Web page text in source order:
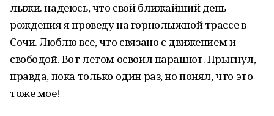
лыжи. надеюсь, что свой ближайший день
рождения я проведу на горнолыжной трассе в
Сочи. Люблю все, что связано с движением и
свободой. Вот летом освоил парашют. Прыгнул,
правда, пока только один раз, но понял, что это
тоже мое!